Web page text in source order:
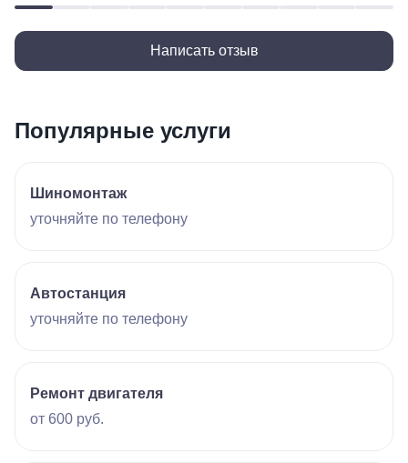
Написать отзыв
Популярные услуги
Шиномонтаж
уточняйте по телефону
Автостанция
уточняйте по телефону
Ремонт двигателя
от 600 руб.